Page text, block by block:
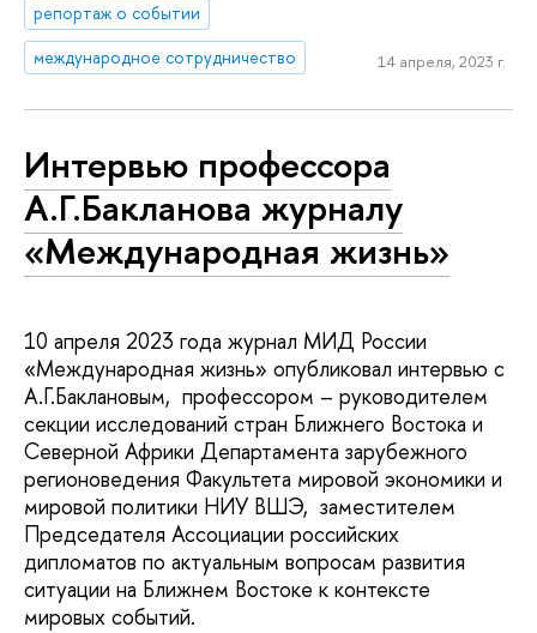
репортаж о событии
международное сотрудничество
14 апреля, 2023 г.
Интервью профессора
А.Г.Бакланова журналу
«Международная жизнь»
10 апреля 2023 года журнал МИД России
«Международная жизнь» опубликовал интервью с
А.Г.Баклановым, профессором – руководителем
секции исследований стран Ближнего Востока и
Северной Африки Департамента зарубежного
регионоведения Факультета мировой экономики и
мировой политики НИУ ВШЭ, заместителем
Председателя Ассоциации российских
дипломатов по актуальным вопросам развития
ситуации на Ближнем Востоке к контексте
мировых событий.